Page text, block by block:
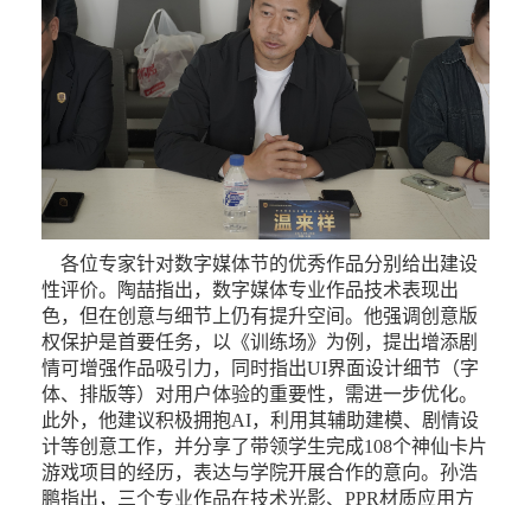
各位专家针对数字媒体节的优秀作品分别给出建设
性评价。陶喆指出，数字媒体专业作品技术表现出
色，但在创意与细节上仍有提升空间。他强调创意版
权保护是首要任务，以《训练场》为例，提出增添剧
情可增强作品吸引力，同时指出UI界面设计细节（字
体、排版等）对用户体验的重要性，需进一步优化。
此外，他建议积极拥抱AI，利用其辅助建模、剧情设
计等创意工作，并分享了带领学生完成108个神仙卡片
游戏项目的经历，表达与学院开展合作的意向。孙浩
鹏指出，三个专业作品在技术光影、PPR材质应用方